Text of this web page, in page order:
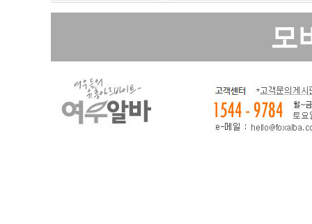
모